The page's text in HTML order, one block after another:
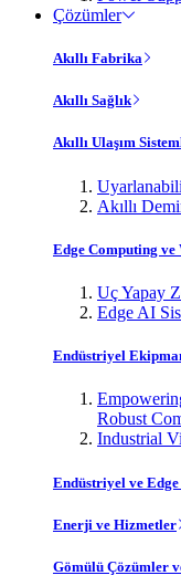
Çözümler
Akıllı Fabrika
Akıllı Sağlık
Akıllı Ulaşım
Akıllı
Edge Computing ve
Uç Yapay
Edge AI
Endüstriyel
Robust
Industrial
Endüstriyel ve Edge
Enerji ve Hizmetler
Gömülü Çözümler